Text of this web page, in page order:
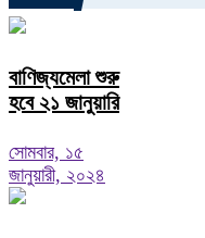
বাণিজ্যমেলা শুরু
হবে ২১ জানুয়ারি
সোমবার, ১৫
জানুয়ারী, ২০২৪